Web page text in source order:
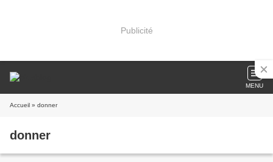
Publicité
MENU
Accueil » donner
donner